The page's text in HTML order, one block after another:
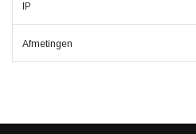
IP
Afmetingen